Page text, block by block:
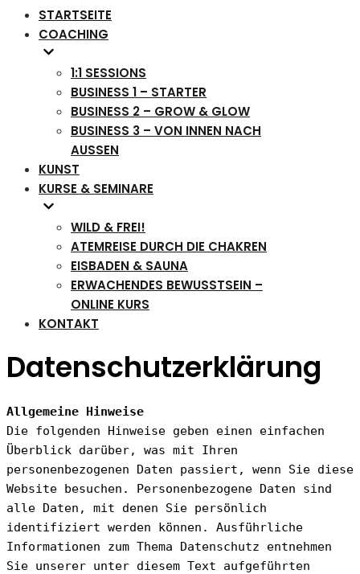
STARTSEITE
COACHING
1:1 SESSIONS
BUSINESS 1 – STARTER
BUSINESS 2 – GROW & GLOW
BUSINESS 3 – VON INNEN NACH
AUSSEN
KUNST
KURSE & SEMINARE
WILD & FREI!
ATEMREISE DURCH DIE CHAKREN
EISBADEN & SAUNA
ERWACHENDES BEWUSSTSEIN –
ONLINE KURS
KONTAKT
Datenschutzerklärung
Allgemeine Hinweise
Die folgenden Hinweise geben einen einfachen
Überblick darüber, was mit Ihren
personenbezogenen Daten passiert, wenn Sie diese
Website besuchen. Personenbezogene Daten sind
alle Daten, mit denen Sie persönlich
identifiziert werden können. Ausführliche
Informationen zum Thema Datenschutz entnehmen
Sie unserer unter diesem Text aufgeführten